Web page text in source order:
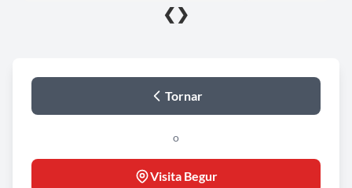
❮ ❯
Tornar
o
Visita Begur